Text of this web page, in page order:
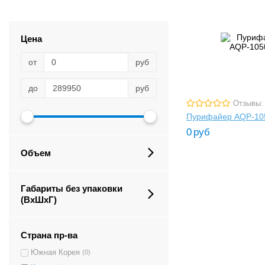
Цена
от руб
до руб
Объем
Габариты без упаковки
(ВxШxГ)
Страна пр-ва
Южная Корея (0)
Отзывы:
Пурифайер AQP-
0 руб